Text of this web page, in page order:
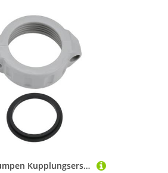
Wdbild Pumpen Kupplungsersatz Expansionsmutter Aufblasbarer Schwimmbadanschluss Mit Waschmaschine Für P06574 P6H624 Dauerhafte Ersatzausdehnungsmutter